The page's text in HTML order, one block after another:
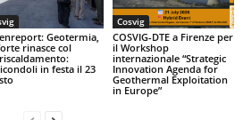
Geotermia,
rinasce col
in festa il 23
Cosvig
COSVIG-DTE a Firenze per
il Workshop
internazionale “Strategic
Innovation Agenda for
Geothermal Exploitation
in Europe”